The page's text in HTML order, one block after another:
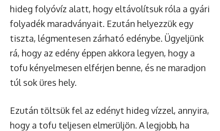
hideg folyóvíz alatt, hogy eltávolítsuk róla a gyári
folyadék maradványait. Ezután helyezzük egy
tiszta, légmentesen zárható edénybe. Ügyeljünk
rá, hogy az edény éppen akkora legyen, hogy a
tofu kényelmesen elférjen benne, és ne maradjon
túl sok üres hely.
Ezután töltsük fel az edényt hideg vízzel, annyira,
hogy a tofu teljesen elmerüljön. A legjobb, ha